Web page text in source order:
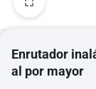
Enrutador
al por mayor